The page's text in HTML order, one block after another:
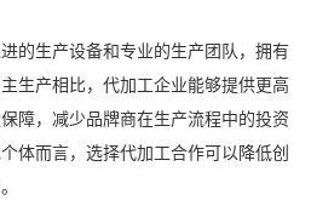
的生产设备和专业的生产团队，拥有
生产相比，代加工企业能够提供更高
障，减少品牌商在生产流程中的投资
体而言，选择代加工合作可以降低创